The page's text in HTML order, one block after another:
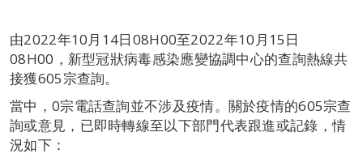
由2022年10月14日08H00至2022年10月15日
08H00，新型冠狀病毒感染應變協調中心的查詢熱線共
接獲605宗查詢。
當中，0宗電話查詢並不涉及疫情。關於疫情的605宗查
詢或意見，已即時轉線至以下部門代表跟進或記錄，情
況如下：